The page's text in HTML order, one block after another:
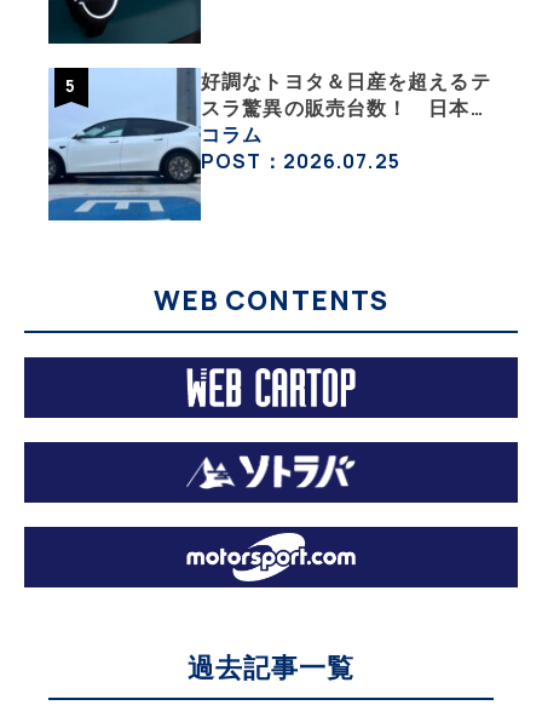
好調なトヨタ＆日産を超えるテ
スラ驚異の販売台数！ 日本の
EV市場はますます拡大
コラム
POST：2026.07.25
WEB CONTENTS
過去記事一覧